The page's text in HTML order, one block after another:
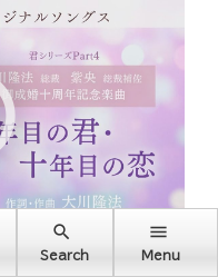
曲：大川隆法）
search
Search
menu
Menu